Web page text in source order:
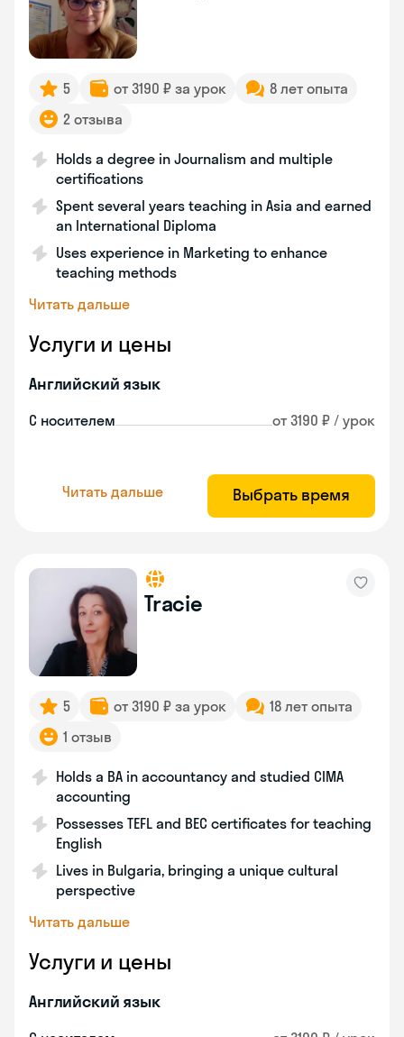
5 от 3190 ₽ за урок
8 лет опыта
2 отзыва
Holds a degree in Journalism and multiple
certifications
Spent several years teaching in Asia and earned
an International Diploma
Uses experience in Marketing to enhance
teaching methods
Читать дальше
Услуги и цены
Английский язык
С носителем от 3190 ₽ / урок
Читать дальше Выбрать время
Tracie
5 от 3190 ₽ за урок
18 лет опыта
1 отзыв
Holds a BA in accountancy and studied CIMA
accounting
Possesses TEFL and BEC certificates for teaching
English
Lives in Bulgaria, bringing a unique cultural
perspective
Читать дальше
Услуги и цены
Английский язык